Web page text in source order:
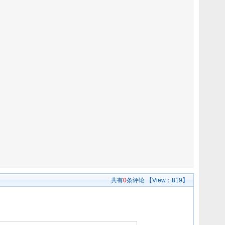
共有0条评论 【View： 819】